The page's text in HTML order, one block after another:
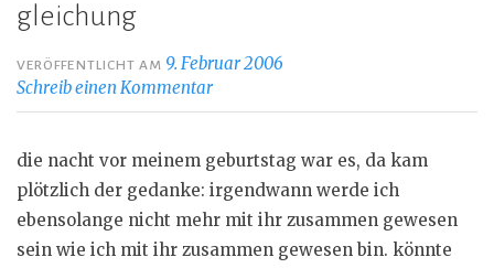
gleichung
VERÖFFENTLICHT AM 9. Februar 2006
Schreib einen Kommentar
die nacht vor meinem geburtstag war es, da kam
plötzlich der gedanke: irgendwann werde ich
ebensolange nicht mehr mit ihr zusammen gewesen
sein wie ich mit ihr zusammen gewesen bin. könnte